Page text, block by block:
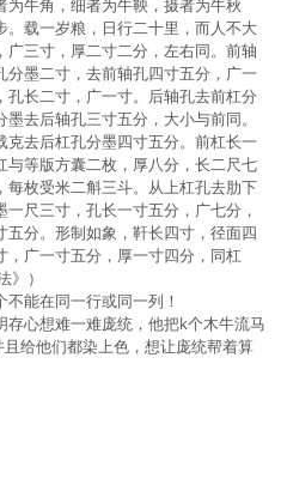
牛角，细者为牛鞅，摄者为牛秋
载一岁粮，日行二十里，而人不大
三寸，厚二寸二分，左右同。前轴
墨二寸，去前轴孔四寸五分，广一
长二寸，广一寸。后轴孔去前杠分
去后轴孔三寸五分，大小与前同。
去后杠孔分墨四寸五分。前杠长一
等版方囊二枚，厚八分，长二尺七
枚受米二斛三斗。从上杠孔去肋下
尺三寸，孔长一寸五分，广七分，
分。形制如象，靬长四寸，径面四
广一寸五分，厚一寸四分，同杠
》）
能在同一行或同一列！
心想难一难庞统，他把k个木牛流马
给他们都染上色，想让庞统帮着算